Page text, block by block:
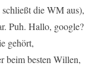
die WM aus),
Puh. Hallo, google?
gehört,
beim besten Willen,